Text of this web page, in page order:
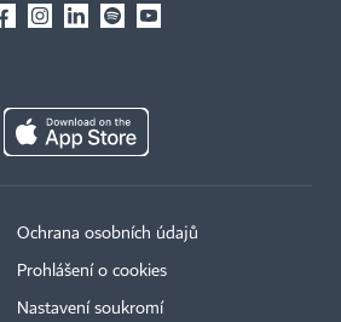
Ochrana osobních údajů
Prohlášení o cookies
Nastavení soukromí